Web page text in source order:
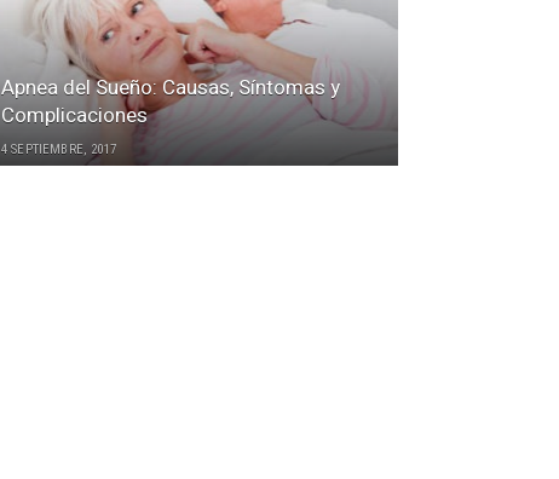
Apnea del Sueño: Causas, Síntomas y
Complicaciones
4 SEPTIEMBRE, 2017